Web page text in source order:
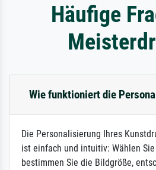
Häufige
Wie funktioniert die
Die Personalisierung Ihres
ist einfach und intuitiv: Wählen
bestimmen Sie die Bildgröße,